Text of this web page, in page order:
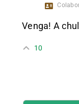
Venga! A
10